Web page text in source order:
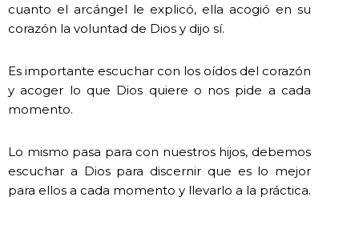
cuanto el arcángel le explicó, ella acogió en su
corazón la voluntad de Dios y dijo sí.
Es importante escuchar con los oídos del corazón
y acoger lo que Dios quiere o nos pide a cada
momento.
Lo mismo pasa para con nuestros hijos, debemos
escuchar a Dios para discernir que es lo mejor
para ellos a cada momento y llevarlo a la práctica.